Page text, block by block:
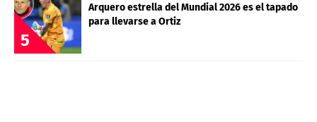
5
Arquero estrella del Mundial 2026 es el tapado
para llevarse a Ortiz